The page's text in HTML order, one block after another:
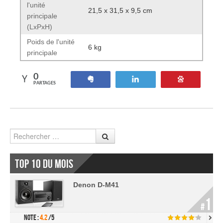
l'unité
principale
(LxPxH)
21,5 x 31,5 x 9,5 cm
Poids de l'unité
principale
6 kg
0
PARTAGES
Rechercher
Top 10 du mois
Denon D-M41
Note :4.2/5
#1